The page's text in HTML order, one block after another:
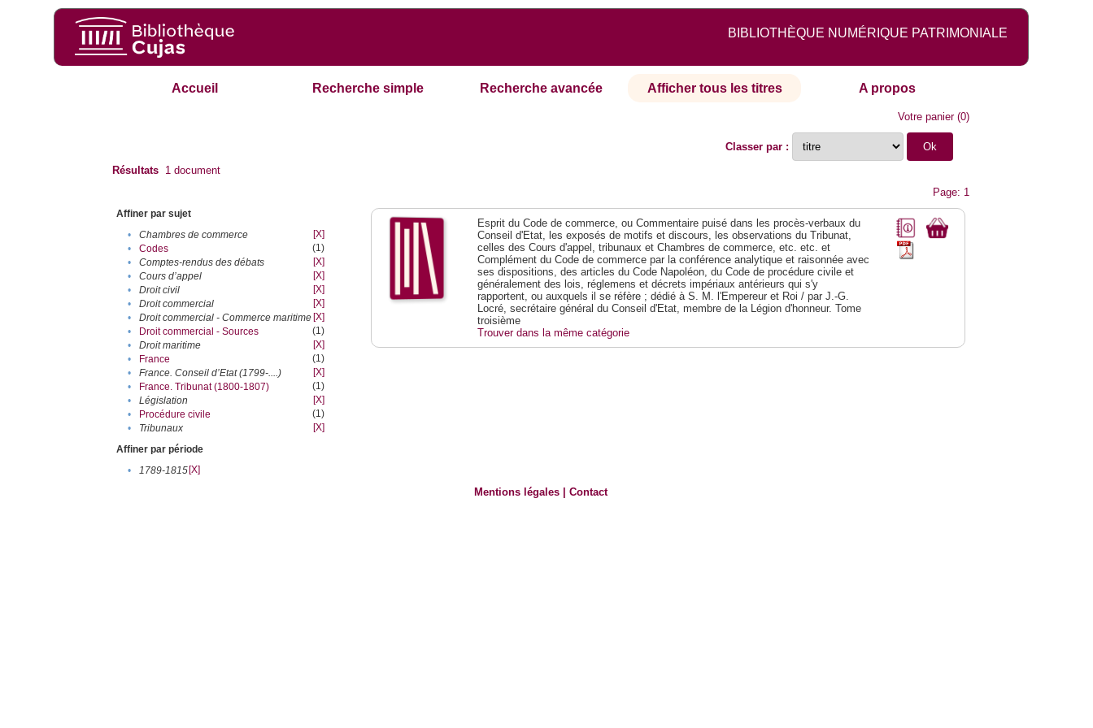
BIBLIOTHÈQUE NUMÉRIQUE PATRIMONIALE
Accueil Recherche simple Recherche avancée Afficher tous les titres A propos
Votre panier(0)
Classer par :
Résultats 1 document
Page: 1
Affiner par sujet
•
Chambres de commerce
[X]
•
Codes
(1)
•
Comptes-rendus des débats
[X]
•
Cours d’appel
[X]
•
Droit civil
[X]
•
Droit commercial
[X]
•
Droit commercial - Commerce maritime [X]
•
Droit commercial - Sources
(1)
•
Droit maritime
[X]
•
France
(1)
•
France. Conseil d’Etat (1799-....)
[X]
•
France. Tribunat (1800-1807)
(1)
•
Législation
[X]
•
Procédure civile
(1)
•
Tribunaux
[X]
Affiner par période
•
1789-1815[X]
Esprit du Code de commerce, ou Commentaire puisé dans les procès-verbaux du
Conseil d'Etat, les exposés de motifs et discours, les observations du Tribunat,
celles des Cours d'appel, tribunaux et Chambres de commerce, etc. etc. et
Complément du Code de commerce par la conférence analytique et raisonnée avec
ses dispositions, des articles du Code Napoléon, du Code de procédure civile et
généralement des lois, réglemens et décrets impériaux antérieurs qui s'y
rapportent, ou auxquels il se réfère ; dédié à S. M. l'Empereur et Roi / par J.-G.
Locré, secrétaire général du Conseil d'Etat, membre de la Légion d'honneur. Tome
troisième
Trouver dans la même catégorie
Mentions légales |Contact